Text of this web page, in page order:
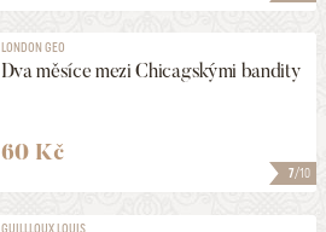
7/10
LONDON GEO
Dva měsíce mezi Chicagskými bandity
60 Kč
GUILLLOUX LOUIS